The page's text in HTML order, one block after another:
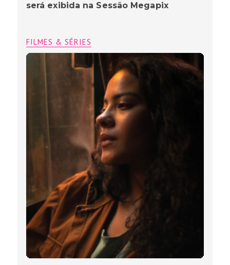
será exibida na Sessão Megapix
FILMES & SÉRIES